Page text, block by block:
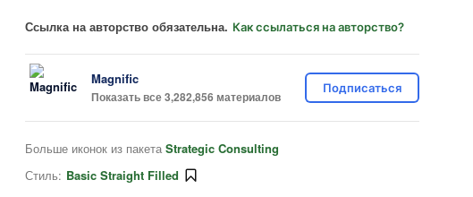
Ссылка на авторство обязательна. Как ссылаться на авторство?
Magnific
Показать все 3,282,856 материалов
Подписаться
Больше иконок из пакета Strategic Consulting
Стиль: Basic Straight Filled